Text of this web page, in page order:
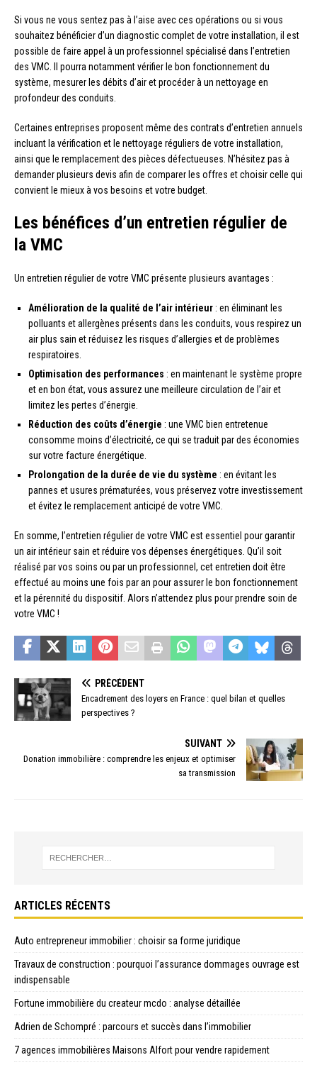
Si vous ne vous sentez pas à l’aise avec ces opérations ou si vous
souhaitez bénéficier d’un diagnostic complet de votre installation, il est
possible de faire appel à un professionnel spécialisé dans l’entretien
des VMC. Il pourra notamment vérifier le bon fonctionnement du
système, mesurer les débits d’air et procéder à un nettoyage en
profondeur des conduits.
Certaines entreprises proposent même des contrats d’entretien annuels
incluant la vérification et le nettoyage réguliers de votre installation,
ainsi que le remplacement des pièces défectueuses. N’hésitez pas à
demander plusieurs devis afin de comparer les offres et choisir celle qui
convient le mieux à vos besoins et votre budget.
Les bénéfices d’un entretien régulier de
la VMC
Un entretien régulier de votre VMC présente plusieurs avantages :
Amélioration de la qualité de l’air intérieur : en éliminant les
polluants et allergènes présents dans les conduits, vous respirez un
air plus sain et réduisez les risques d’allergies et de problèmes
respiratoires.
Optimisation des performances : en maintenant le système propre
et en bon état, vous assurez une meilleure circulation de l’air et
limitez les pertes d’énergie.
Réduction des coûts d’énergie : une VMC bien entretenue
consomme moins d’électricité, ce qui se traduit par des économies
sur votre facture énergétique.
Prolongation de la durée de vie du système : en évitant les
pannes et usures prématurées, vous préservez votre investissement
et évitez le remplacement anticipé de votre VMC.
En somme, l’entretien régulier de votre VMC est essentiel pour garantir
un air intérieur sain et réduire vos dépenses énergétiques. Qu’il soit
réalisé par vos soins ou par un professionnel, cet entretien doit être
effectué au moins une fois par an pour assurer le bon fonctionnement
et la pérennité du dispositif. Alors n’attendez plus pour prendre soin de
votre VMC !
PRÉCÉDENT
Encadrement des loyers en France : quel bilan et quelles
perspectives ?
SUIVANT
Donation immobilière : comprendre les enjeux et optimiser
sa transmission
ARTICLES RÉCENTS
Auto entrepreneur immobilier : choisir sa forme juridique
Travaux de construction : pourquoi l’assurance dommages ouvrage est
indispensable
Fortune immobilière du createur mcdo : analyse détaillée
Adrien de Schompré : parcours et succès dans l’immobilier
7 agences immobilières Maisons Alfort pour vendre rapidement